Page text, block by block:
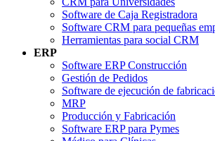
Software de Caja Registradora
Software CRM para pequeñas
Herramientas para social CRM
ERP
Software ERP Construcción
Gestión de Pedidos
Software de ejecución de
MRP
Producción y Fabricación
Software ERP para Pymes